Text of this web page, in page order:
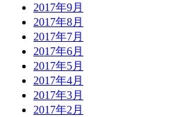
2017年9月
2017年8月
2017年7月
2017年6月
2017年5月
2017年4月
2017年3月
2017年2月